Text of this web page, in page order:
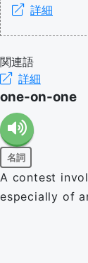
詳細
関連語
詳細
one-on-one
名詞
A contest
especially of